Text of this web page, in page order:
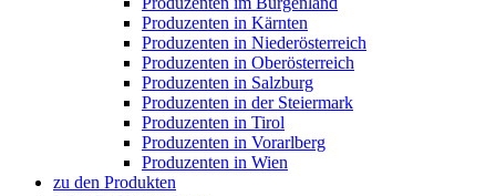
Produzenten in Kärnten
Produzenten in Niederösterreich
Produzenten in Oberösterreich
Produzenten in Salzburg
Produzenten in der Steiermark
Produzenten in Tirol
Produzenten in Vorarlberg
Produzenten in Wien
zu den Produkten